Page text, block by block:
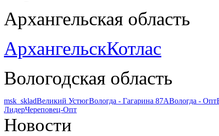
Архангельская область
АрхангельскКотлас
Вологодская область
msk_skladВеликий УстюгВологда - Гагарина 87АВологда - Опт
ЛидерЧереповец-Опт
Новости